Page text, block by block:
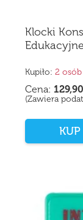
Klocki
Kupiło: 2 osób
Cena: 129,90
(Zawiera
KUP